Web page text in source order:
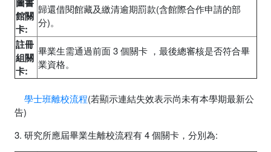
館關
卡:
歸還借閱館藏及繳清逾期罰款(含館際合作申請的部
分)。
註冊
組關
卡:
畢業生需通過前面 3 個關卡 ，最後總審核是否符合畢
業資格。
學士班離校流程(若顯示連結失效表示尚未有本學期最新公
告)
3. 研究所應屆畢業生離校流程有 4 個關卡，分別為: